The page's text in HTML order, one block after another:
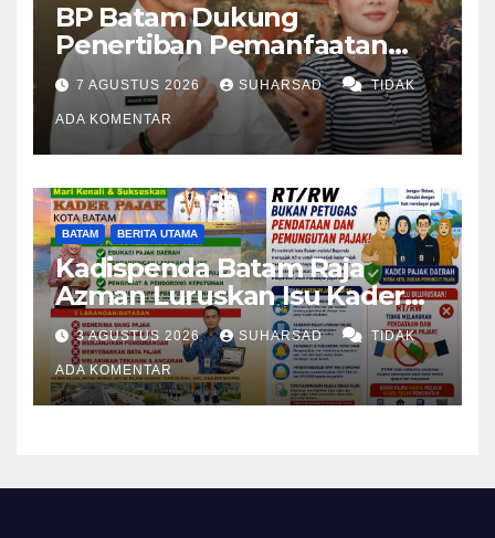
BP Batam Dukung
Penertiban Pemanfaatan
Ruang Laut Sesuai
Ketentuan Peraturan
Perundang-undangan
7 AGUSTUS 2026 SUHARSAD TIDAK
ADA KOMENTAR
BATAM BERITA UTAMA
Kadispenda Batam Raja
Azman Luruskan Isu Kader
Pajak RT/RW: Bukan Petugas
Pajak Permanen, Hanya
Pendataan untuk Digitalisasi
hingga 2030
3 AGUSTUS 2026 SUHARSAD TIDAK
ADA KOMENTAR